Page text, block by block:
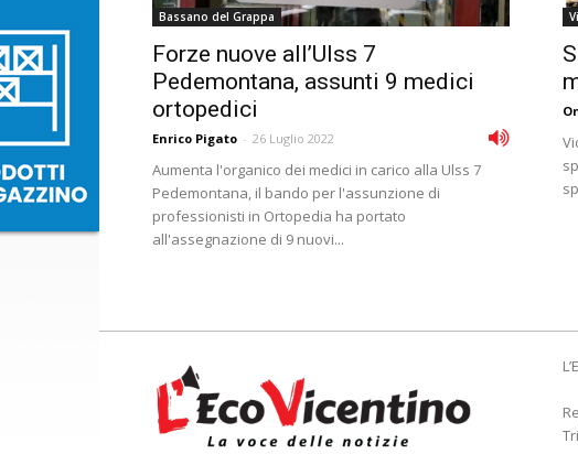
Bassano del Grappa
Forze nuove all’Ulss 7
Pedemontana, assunti 9 medici
ortopedici
Enrico Pigato - 26 Luglio 2022
Aumenta l'organico dei medici in carico alla Ulss 7
Pedemontana, il bando per l'assunzione di
professionisti in Ortopedia ha portato
all'assegnazione di 9 nuovi...